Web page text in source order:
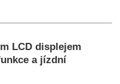
LCD displejem
a jízdní